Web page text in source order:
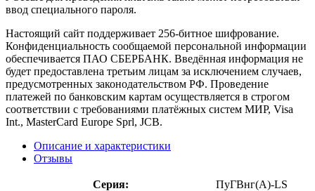
ввод специального пароля.
Настоящий сайт поддерживает 256-битное шифрование.
Конфиденциальность сообщаемой персональной информации
обеспечивается ПАО СБЕРБАНК. Введённая информация не
будет предоставлена третьим лицам за исключением случаев,
предусмотренных законодательством РФ. Проведение
платежей по банковским картам осуществляется в строгом
соответствии с требованиями платёжных систем МИР, Visa
Int., MasterCard Europe Sprl, JCB.
Описание и характеристики
Отзывы
Серия:
ПуГВнг(А)-LS